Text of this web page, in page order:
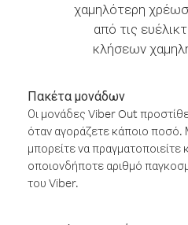
χαμηλότερη
από τις
κλήσεων
Πακέτα μονάδων
Οι μονάδες Viber Out
όταν αγοράζετε κάποιο ποσό.
μπορείτε να πραγματοποιείτε
οποιονδήποτε αριθμό
του Viber.